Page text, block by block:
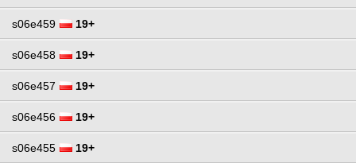
s06e459 19+
s06e458 19+
s06e457 19+
s06e456 19+
s06e455 19+